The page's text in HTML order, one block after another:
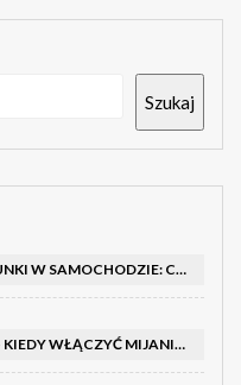
Szukaj
WYPOSAŻENIE NA TRUDNE WARUNKI W SAMOCHODZIE: CO MIEĆ ZIMĄ, W TRASIE I NA WYPADEK AWARII
JAK UŻYWAĆ ŚWIATEŁ WE MGLE – KIEDY WŁĄCZYĆ MIJANIA I PRZECIWMGIELNE ORAZ CZEGO NIE ROBIĆ